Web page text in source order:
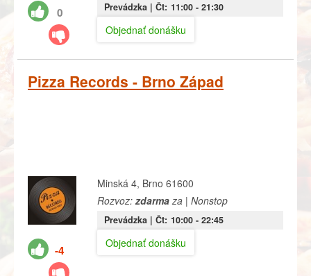
0 Prevádzka | Čt: 11:00- 21:30
Objednať donášku
Pizza Records - Brno Západ
-4
Minská 4, Brno 61600
Rozvoz:zdarmaza | Nonstop
Prevádzka | Čt: 10:00- 22:45
Objednať donášku